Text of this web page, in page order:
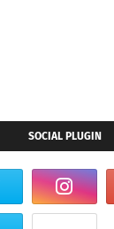
SOCIAL PLUGIN